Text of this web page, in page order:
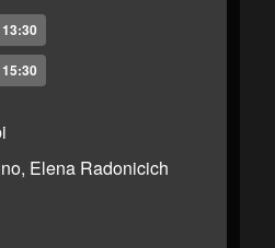
Elena Radonicich